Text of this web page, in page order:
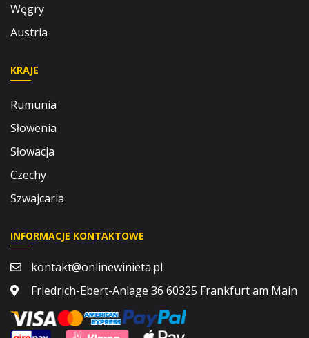
Węgry
Austria
KRAJE
Rumunia
Słowenia
Słowacja
Czechy
Szwajcaria
INFORMACJE KONTAKTOWE
kontakt@onlinewinieta.pl
Friedrich-Ebert-Anlage 36 60325 Frankfurt am Main